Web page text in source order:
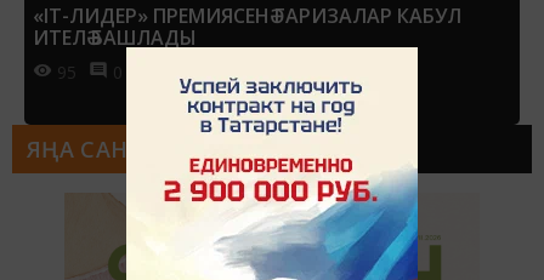
«IT-ЛИДЕР» ПРЕМИЯСЕНӘ ГАРИЗАЛАР КАБУЛ
ИТЕЛӘ БАШЛАДЫ
95 0
ЯҢА САН